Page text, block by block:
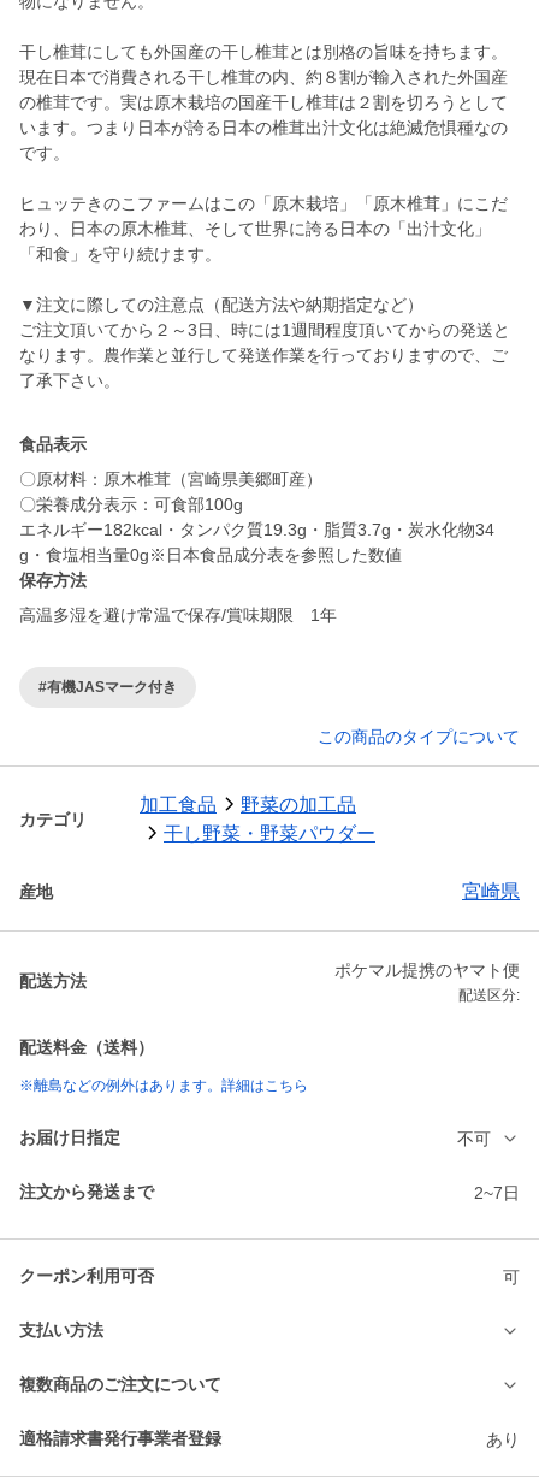
干し椎茸にしても外国産の干し椎茸とは別格の旨味を持ちます。
現在日本で消費される干し椎茸の内、約８割が輸入された外国産
の椎茸です。実は原木栽培の国産干し椎茸は２割を切ろうとして
います。つまり日本が誇る日本の椎茸出汁文化は絶滅危惧種なの
です。
ヒュッテきのこファームはこの「原木栽培」「原木椎茸」にこだ
わり、日本の原木椎茸、そして世界に誇る日本の「出汁文化」
「和食」を守り続けます。
▼注文に際しての注意点（配送方法や納期指定など）
ご注文頂いてから２～3日、時には1週間程度頂いてからの発送と
なります。農作業と並行して発送作業を行っておりますので、ご
了承下さい。
食品表示
〇原材料：原木椎茸（宮崎県美郷町産）
〇栄養成分表示：可食部100g
エネルギー182kcal・タンパク質19.3g・脂質3.7g・炭水化物34
保存方法
高温多湿を避け常温で保存/賞味期限 1年
#有機JASマーク付き
この商品のタイプについて
カテゴリ
加工食品
野菜の加工品
干し野菜・野菜パウダー
産地 宮崎県
配送方法
ポケマル提携のヤマト便
配送区分:
配送料金（送料）
※離島などの例外はあります。詳細はこちら
お届け日指定 不可
注文から発送まで 2~7日
クーポン利用可否 可
支払い方法
複数商品のご注文について
適格請求書発行事業者登録 あり